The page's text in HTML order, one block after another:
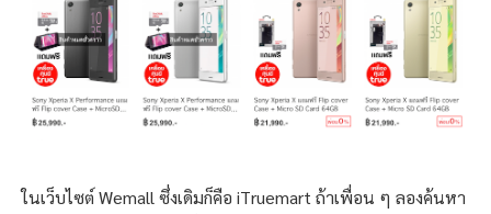
ในเว็บไซต์ Wemall ซึ่งเดิมก็คือ iTruemart ถ้าเพื่อน ๆ ลองค้นหา